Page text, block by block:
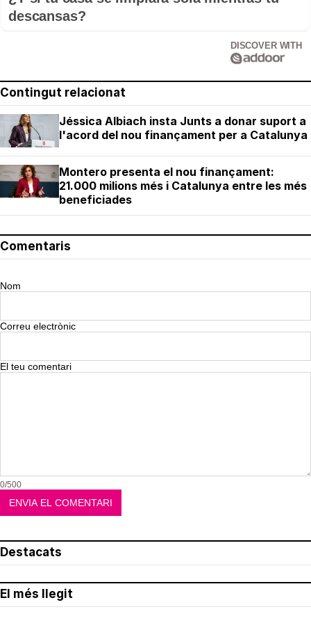
descansas?
DISCOVER WITH
Contingut relacionat
Jéssica Albiach insta Junts a donar suport a
l'acord del nou finançament per a Catalunya
Montero presenta el nou finançament:
21.000 milions més i Catalunya entre les més
beneficiades
Comentaris
Nom
Correu electrònic
El teu comentari
0/500
Destacats
El més llegit